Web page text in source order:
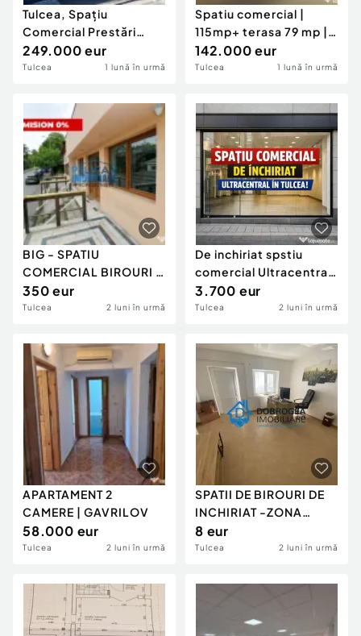
Tulcea, Spațiu
Comercial Prestări
Servicii, Birouri
249.000 eur
Tulcea 1 lună în urmă
Spatiu comercial |
115mp+ terasa 79 mp |
Tulcea - Str Spital
142.000 eur
Tulcea 1 lună în urmă
BIG - SPATIU
COMERCIAL BIROURI -
40MP
350 eur
Tulcea 2 luni în urmă
De inchiriat spstiu
comercial Ultracentral
- orice activitate!
3.700 eur
Tulcea 2 luni în urmă
APARTAMENT 2
CAMERE | GAVRILOV
58.000 eur
Tulcea 2 luni în urmă
SPATII DE BIROURI DE
INCHIRIAT -ZONA
ULTRACENTRALA
8 eur
Tulcea 2 luni în urmă